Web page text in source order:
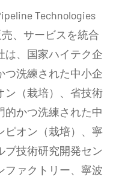
Technologies
、サービスを統合
は、国家ハイテク企
つ洗練された中小企
ン（栽培）、省技術
的かつ洗練された中
ピオン（栽培）、寧
ブ技術研究開発セン
ファクトリー、寧波